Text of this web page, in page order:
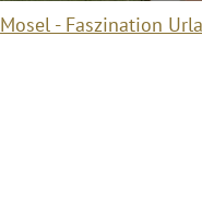
Mosel - Faszination